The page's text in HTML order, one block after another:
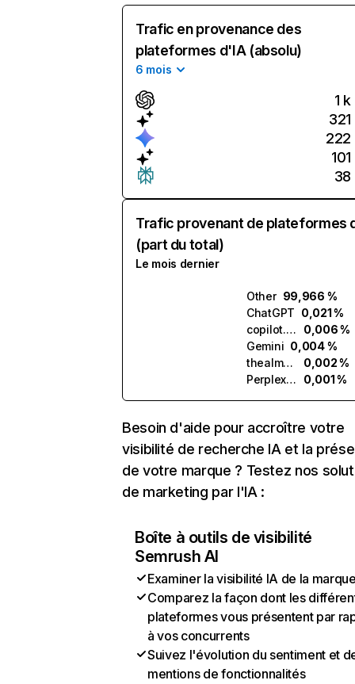
Trafic en provenance des
plateformes d'IA (absolu)
6 mois
1 k
321
222
101
38
Trafic provenant de plateformes
(part du total)
Le mois dernier
Other 99,966 %
ChatGPT 0,021 %
copilot.microsoft.com
0,006 %
Gemini 0,004 %
thealmanac.ai
0,002 %
Perplexity
0,001 %
Besoin d'aide pour accroître votre
visibilité de recherche IA et la
de votre marque ? Testez nos
de marketing par l'IA :
Boîte à outils de visibilité
Semrush AI
Examiner la visibilité IA de la
Comparez la façon dont les
plateformes vous présentent par
à vos concurrents
Suivez l'évolution du sentiment et
mentions de fonctionnalités